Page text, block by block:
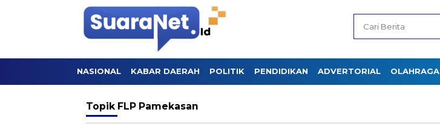
NASIONAL KABAR DAERAH POLITIK PENDIDIKAN ADVERTORIAL OLAHRAGA
Topik FLP Pamekasan